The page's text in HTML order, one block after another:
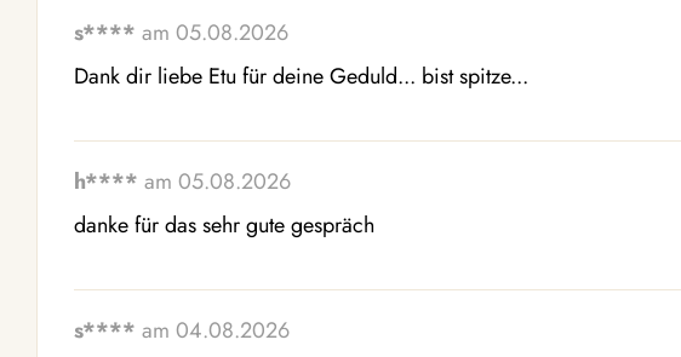
s**** am 05.08.2026
Dank dir liebe Etu für deine Geduld... bist spitze...
h**** am 05.08.2026
danke für das sehr gute gespräch
s**** am 04.08.2026